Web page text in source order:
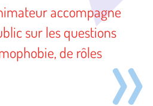
accompagne
sur les questions
de rôles